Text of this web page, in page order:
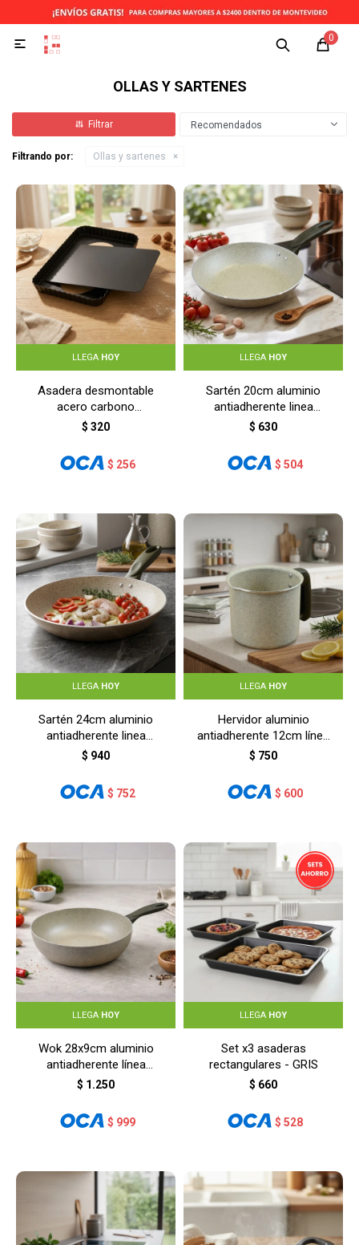
0

OLLAS Y SARTENES
Recomendados
Filtrando por: Ollas y sartenes
LLEGA HOY
Asadera desmontable
acero carbono
31,5X21,2X3CM - NEGRO
$ 320
$ 256
LLEGA HOY
Sartén 20cm aluminio
antiadherente linea
cerámica - BEIGE
$ 630
$ 504
LLEGA HOY
Sartén 24cm aluminio
antiadherente linea
cerámica - BEIGE
$ 940
$ 752
LLEGA HOY
Hervidor aluminio
antiadherente 12cm línea
cerámica - BEIGE
$ 750
$ 600
LLEGA HOY
Wok 28x9cm aluminio
antiadherente línea
cerámica - BEIGE
$ 1.250
$ 999
LLEGA HOY
Set x3 asaderas
rectangulares - GRIS
$ 660
$ 528